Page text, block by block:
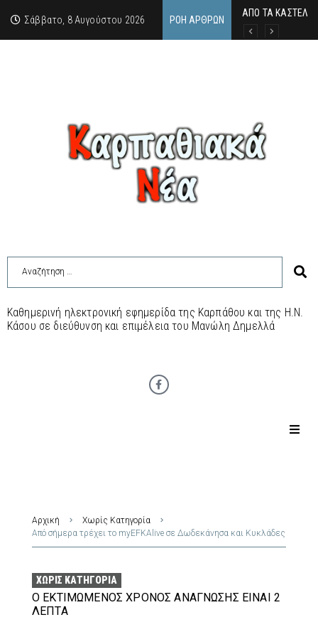
Σάββατο, 8 Αυγούστου 2026 ΡΟΉ ΆΡΘΡΩΝ
ΑΠΟ ΤΑ
Η άγνωστη
Νέος
Καθημερινή ηλεκτρονική εφημερίδα της Καρπάθου και της Η.Ν.
Κάσου σε διεύθυνση και επιμέλεια του Μανώλη Δημελλά
Αρχική
Χωρίς Κατηγορία
Από σήμερα τρέχει το myEFKAlive σε Δωδεκάνησα και Κυκλάδες
ΧΩΡΊΣ ΚΑΤΗΓΟΡΊΑ
Ο ΕΚΤΙΜΏΜΕΝΟΣ ΧΡΌΝΟΣ ΑΝΆΓΝΩΣΗΣ ΕΊΝΑΙ 2
ΛΕΠΤΆ